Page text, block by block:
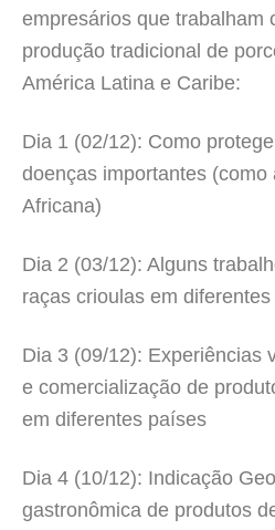
empresários que trabalham
produção tradicional de
América Latina e Caribe:
Dia 1 (02/12): Como
doenças importantes (como
Africana)
Dia 2 (03/12): Alguns
raças crioulas em
Dia 3 (09/12): Experiências
e comercialização de
em diferentes países
Dia 4 (10/12): Indicação
gastronômica de produtos